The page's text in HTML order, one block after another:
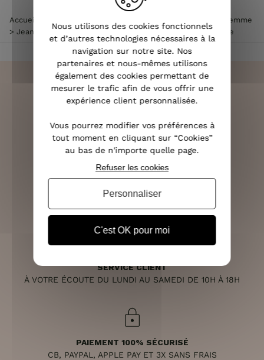
Accueil
Vêtements Grandes Tailles femme
> Jean femme grande taille >Jean femme mom brut Albane
OFFERTE DÈS 70€
RETOURS SOUS 14 JOURS
SERVICE CLIENT
À VOTRE ÉCOUTE DU LUNDI AU SAMEDI DE 10H À 18H
PAIEMENT 100% SÉCURISÉ
CB, PAYPAL, APPLE PAY ET 3X SANS FRAIS
Nous utilisons des cookies fonctionnels
et d’autres technologies nécessaires à la
navigation sur notre site. Nos
partenaires et nous-mêmes utilisons
également des cookies permettant de
mesurer le trafic afin de vous offrir une
expérience client personnalisée.
Vous pourrez modifier vos préférences à
tout moment en cliquant sur “Cookies”
au bas de n'importe quelle page.
C'est OK pour moi
Refuser les cookies
Personnaliser